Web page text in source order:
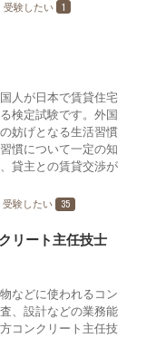
受験したい 1
人が日本で賃貸住宅
検定試験です。外国
妨げとなる生活習慣
慣について一定の知
貸主との賃貸交渉が
受験したい 35
リート主任技士
などに使われるコン
、設計などの業務能
コンクリート主任技